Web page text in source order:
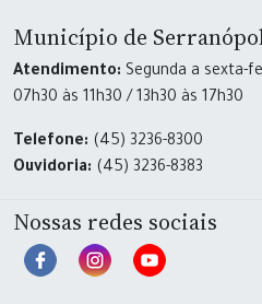
Município de
Atendimento: Segunda a sexta-
07h30 às 11h30 / 13h30 às 17h30
Telefone: (45) 3236-8300
Ouvidoria: (45) 3236-8383
Nossas redes sociais